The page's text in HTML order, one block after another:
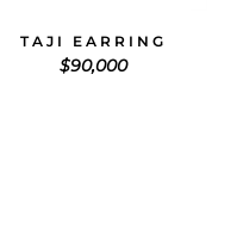
TAJI EARRING
$90,000